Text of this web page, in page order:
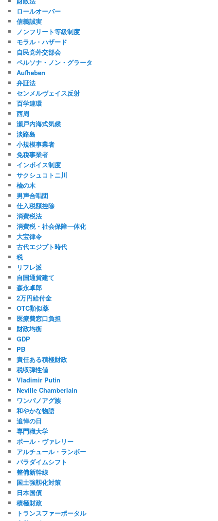
ロールオーバー
信義誠実
ノンフリート等級制度
モラル・ハザード
自民党外交部会
ペルソナ・ノン・グラータ
Aufheben
弁証法
センメルヴェイス反射
百学連環
西周
瀬戸内海式気候
淡路島
小規模事業者
免税事業者
インボイス制度
サクシュコトニ川
楡の木
男声合唱団
仕入税額控除
消費税法
消費税・社会保障一体化
大宝律令
古代エジプト時代
税
リフレ派
自国通貨建て
森永卓郎
2万円給付金
OTC類似薬
医療費窓口負担
財政均衡
GDP
PB
責任ある積極財政
税収弾性値
Vladimir Putin
Neville Chamberlain
ワンパノアグ族
和やかな物語
追悼の日
専門職大学
ポール・ヴァレリー
アルチュール・ランボー
パラダイムシフト
整備新幹線
国土強靱化対策
日本国債
積極財政
トランスファーポータル